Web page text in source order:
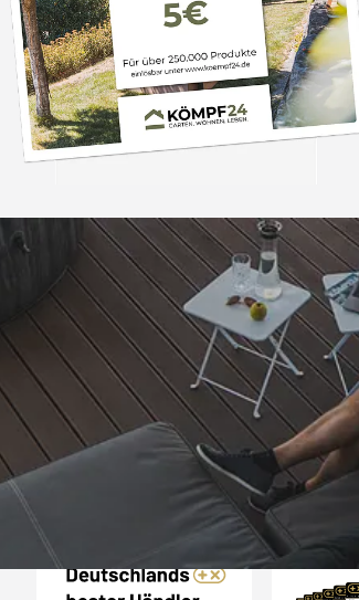
Trusted Shops
4,81/ 5
25.965 Bewertungen
Auszeichnungen